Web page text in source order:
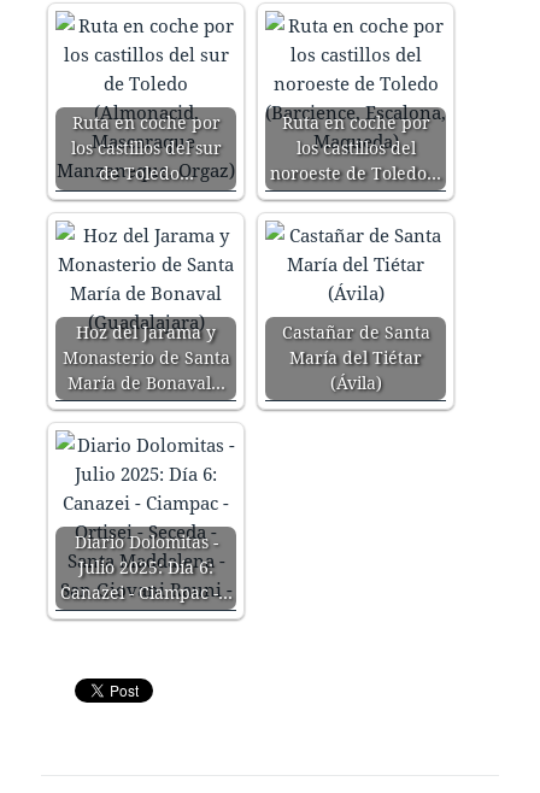
Ruta en coche por
los castillos del sur
de Toledo…
Ruta en coche por
los castillos del
noroeste de Toledo…
Hoz del Jarama y
Monasterio de Santa
María de Bonaval…
Castañar de Santa
María del Tiétar
(Ávila)
Diario Dolomitas -
Julio 2025: Día 6:
Canazei - Ciampac -…